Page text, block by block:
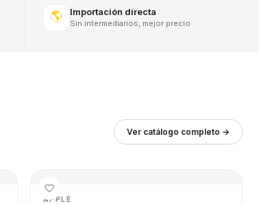
🌎 Importación directa
Sin intermediarios, mejor precio
Ver catálogo completo →
APPLE